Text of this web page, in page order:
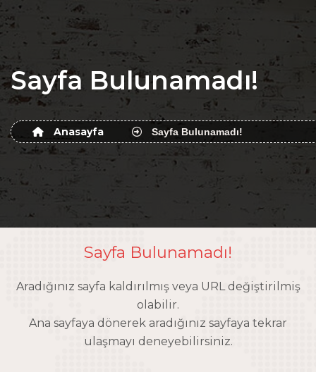
Sayfa Bulunamadı!
Anasayfa Sayfa Bulunamadı!
Sayfa Bulunamadı!
Aradığınız sayfa kaldırılmış veya URL değiştirilmiş
olabilir.
Ana sayfaya dönerek aradığınız sayfaya tekrar
ulaşmayı deneyebilirsiniz.